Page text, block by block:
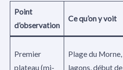
Point
d’observation
Ce qu’on y voit
Premier
plateau (mi-
Plage du Morne,
lagons, début de